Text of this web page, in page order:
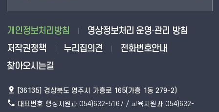
개인정보처리방침
영상정보처리 운영·관리 방침
저작권정책
누리집의견
전화번호안내
찾아오시는길
[36135] 경상북도 영주시 가흥로 165(가흥 1동 279-2)
대표번호 행정지원과 054)632-5167 / 교육지원과 054)632-